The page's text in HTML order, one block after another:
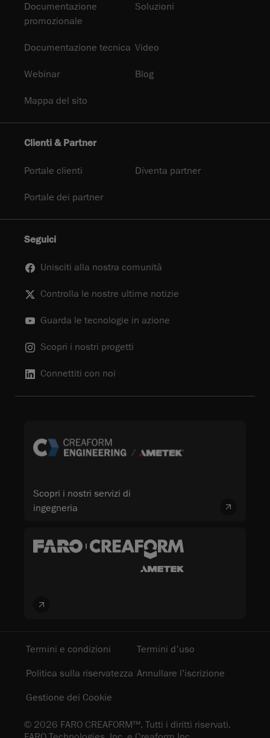
Documentazione
promozionale
Soluzioni
Documentazione tecnica Video
Webinar Blog
Mappa del sito
Clienti & Partner
Portale clienti Diventa partner
Portale dei partner
Seguici
Unisciti alla nostra comunità
Controlla le nostre ultime notizie
Guarda le tecnologie in azione
Scopri i nostri progetti
Connettiti con noi
Scopri i nostri servizi di
ingegneria
© 2026 FARO CREAFORM™. Tutti i diritti riservati.
Termini e condizioni
Termini d'uso
Politica sulla riservatezza Annullare l’iscrizione
Gestione dei Cookie